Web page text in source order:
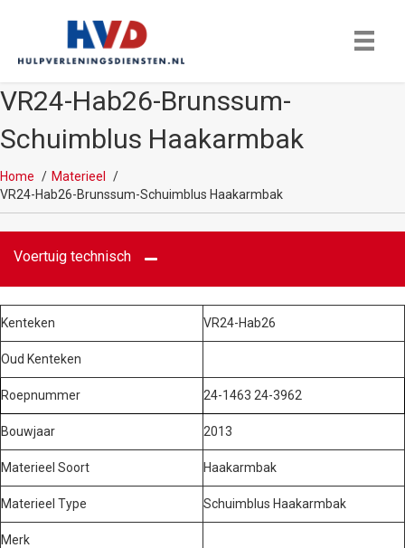
VR24-Hab26-Brunssum-
Schuimblus Haakarmbak
Home
Materieel
VR24-Hab26-Brunssum-Schuimblus Haakarmbak
Voertuig technisch
Kenteken VR24-Hab26
Oud Kenteken
Roepnummer 24-1463 24-3962
Bouwjaar 2013
Materieel Soort Haakarmbak
Materieel Type Schuimblus Haakarmbak
Merk